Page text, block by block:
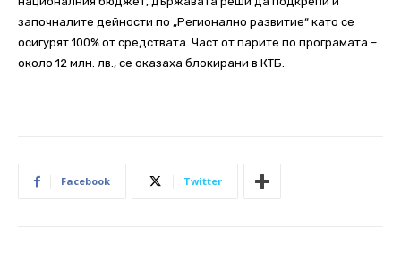
започналите дейности по „Регионално развитие“ като се
осигурят 100% от средствата. Част от парите по програмата –
около 12 млн. лв., се оказаха блокирани в КТБ.
Facebook Twitter